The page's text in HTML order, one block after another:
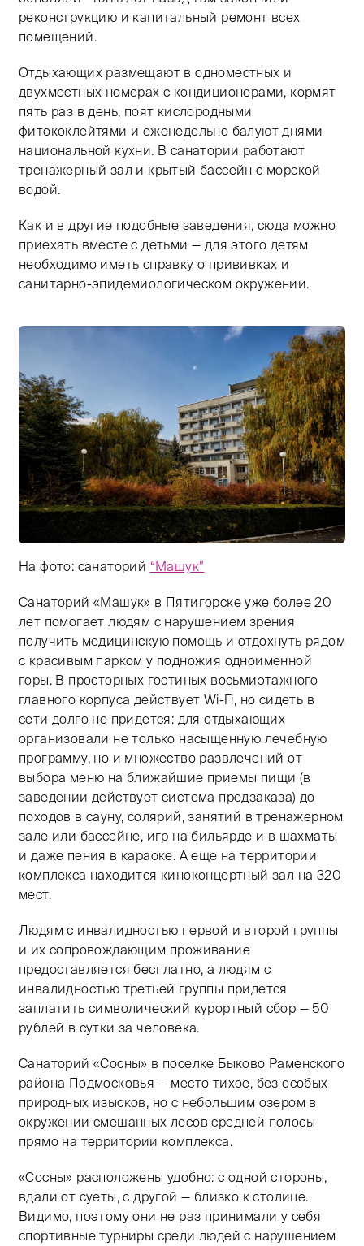
реконструкцию и капитальный ремонт всех
помещений.
Отдыхающих размещают в одноместных и
двухместных номерах с кондиционерами, кормят
пять раз в день, поят кислородными
фитококлейтями и еженедельно балуют днями
национальной кухни. В санатории работают
тренажерный зал и крытый бассейн с морской
водой.
Как и в другие подобные заведения, сюда можно
приехать вместе с детьми — для этого детям
необходимо иметь справку о прививках и
санитарно-эпидемиологическом окружении.
На фото: санаторий “Машук”
Тифлокомментарий: цветная фотография. Здание
Санаторий «Машук» в Пятигорске уже более 20
лет помогает людям с нарушением зрения
получить медицинскую помощь и отдохнуть рядом
с красивым парком у подножия одноименной
горы. В просторных гостиных восьмиэтажного
главного корпуса действует Wi-Fi, но сидеть в
сети долго не придется: для отдыхающих
организовали не только насыщенную лечебную
программу, но и множество развлечений от
выбора меню на ближайшие приемы пищи (в
заведении действует система предзаказа) до
походов в сауну, солярий, занятий в тренажерном
зале или бассейне, игр на бильярде и в шахматы
и даже пения в караоке. А еще на территории
комплекса находится киноконцертный зал на 320
мест.
Людям с инвалидностью первой и второй группы
и их сопровождающим проживание
предоставляется бесплатно, а людям с
инвалидностью третьей группы придется
заплатить символический курортный сбор — 50
рублей в сутки за человека.
Санаторий «Сосны» в поселке Быково Раменского
района Подмосковья — место тихое, без особых
природных изысков, но с небольшим озером в
окружении смешанных лесов средней полосы
прямо на территории комплекса.
«Сосны» расположены удобно: с одной стороны,
вдали от суеты, с другой — близко к столице.
Видимо, поэтому они не раз принимали у себя
спортивные турниры среди людей с нарушением